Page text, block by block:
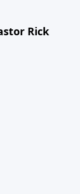
Rick